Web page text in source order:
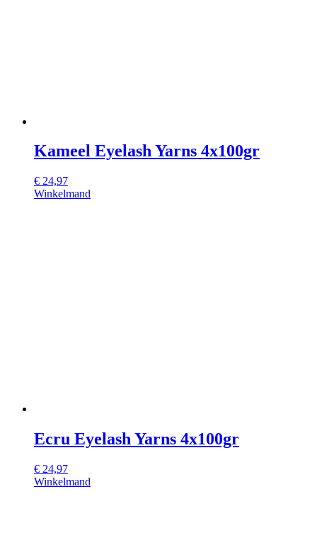
Kameel Eyelash Yarns 4x100gr
€ 24,97
Winkelmand
Ecru Eyelash Yarns 4x100gr
€ 24,97
Winkelmand